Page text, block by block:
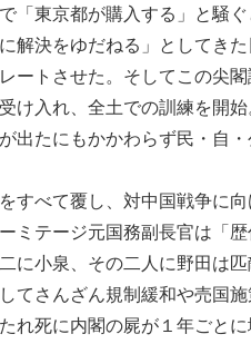
「東京都が購入する」と騒
解決をゆだねる」としてき
ートさせた。そしてこの尖
け入れ、全土での訓練を開
出たにもかかわらず民・自
すべて覆し、対中国戦争に
ミテージ元国務副長官は「
に小泉、その二人に野田は
てさんざん規制緩和や売国
れ死に内閣の屍が１年ごとに